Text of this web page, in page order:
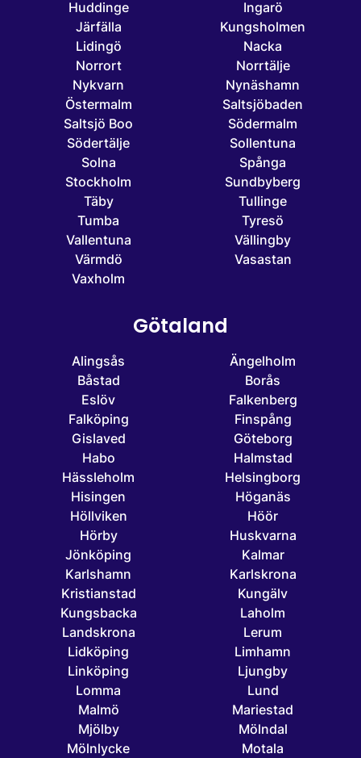
Huddinge
Ingarö
Järfälla
Kungsholmen
Lidingö
Nacka
Norrort
Norrtälje
Nykvarn
Nynäshamn
Östermalm
Saltsjöbaden
Saltsjö Boo
Södermalm
Södertälje
Sollentuna
Solna
Spånga
Stockholm
Sundbyberg
Täby
Tullinge
Tumba
Tyresö
Vallentuna
Vällingby
Värmdö
Vasastan
Vaxholm
Götaland
Alingsås
Ängelholm
Båstad
Borås
Eslöv
Falkenberg
Falköping
Finspång
Gislaved
Göteborg
Habo
Halmstad
Hässleholm
Helsingborg
Hisingen
Höganäs
Höllviken
Höör
Hörby
Huskvarna
Jönköping
Kalmar
Karlshamn
Karlskrona
Kristianstad
Kungälv
Kungsbacka
Laholm
Landskrona
Lerum
Lidköping
Limhamn
Linköping
Ljungby
Lomma
Lund
Malmö
Mariestad
Mjölby
Mölndal
Mölnlycke
Motala